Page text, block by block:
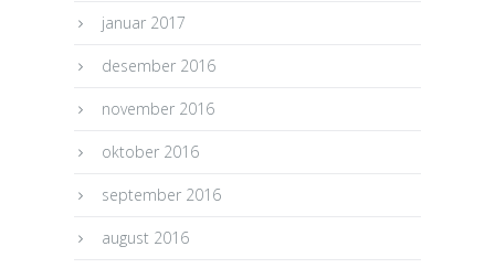
januar 2017
desember 2016
november 2016
oktober 2016
september 2016
august 2016